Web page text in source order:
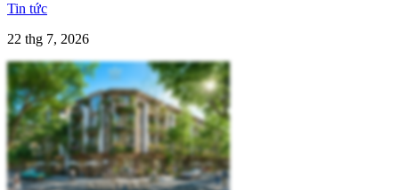
Tin tức
22 thg 7, 2026